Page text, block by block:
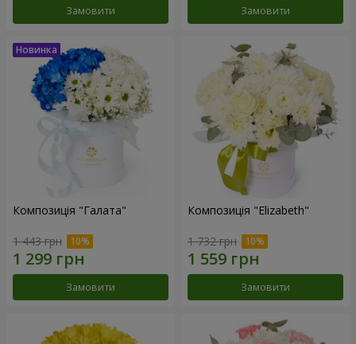
Замовити Замовити
Композиція "Галата"
1 443 грн
Замовити
Композиція "Elizabeth"
1 732 грн
Замовити